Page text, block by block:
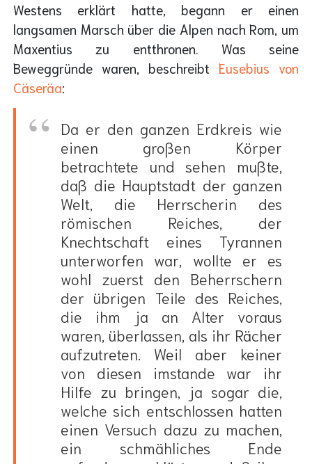
Westens erklärt hatte, begann er einen
langsamen Marsch über die Alpen nach Rom, um
Maxentius zu entthronen. Was seine
Beweggründe waren, beschreibt Eusebius von
Cäseräa:
Da er den ganzen Erdkreis wie
einen großen Körper
betrachtete und sehen mußte,
daß die Hauptstadt der ganzen
Welt, die Herrscherin des
römischen Reiches, der
Knechtschaft eines Tyrannen
unterworfen war, wollte er es
wohl zuerst den Beherrschern
der übrigen Teile des Reiches,
die ihm ja an Alter voraus
waren, überlassen, als ihr Rächer
aufzutreten. Weil aber keiner
von diesen imstande war ihr
Hilfe zu bringen, ja sogar die,
welche sich entschlossen hatten
einen Versuch dazu zu machen,
ein schmähliches Ende